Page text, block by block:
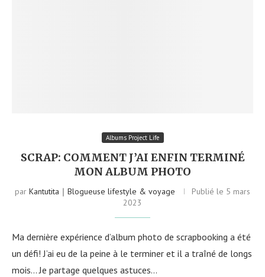
Albums Project Life
SCRAP: COMMENT J’AI ENFIN TERMINÉ
MON ALBUM PHOTO
par Kantutita｜Blogueuse lifestyle & voyage Publié le 5 mars
2023
Ma dernière expérience d’album photo de scrapbooking a été
un défi! J’ai eu de la peine à le terminer et il a traîné de longs
mois… Je partage quelques astuces…